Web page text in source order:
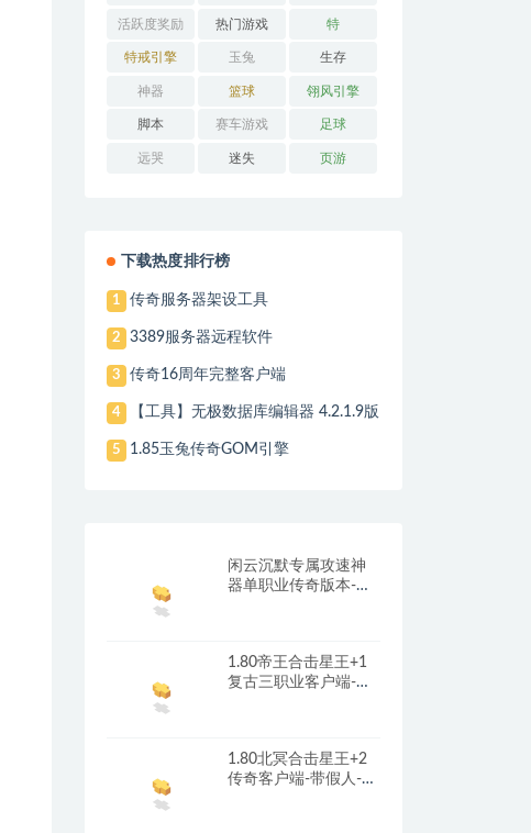
列
活跃度奖励 热门游戏 特
特戒引擎 玉兔 生存
神器 篮球 翎风引擎
脚本 赛车游戏 足球
远哭 迷失 页游
下载热度排行榜
1 传奇服务器架设工具
2 3389服务器远程软件
3 传奇16周年完整客户端
4 【工具】无极数据库编辑器 4.2.1.9版
5 1.85玉兔传奇GOM引擎
闲云沉默专属攻速神
器单职业传奇版本-带
1.80帝王合击星王+1
复古三职业客户端-带
1.80北冥合击星王+2
传奇客户端-带假人-光